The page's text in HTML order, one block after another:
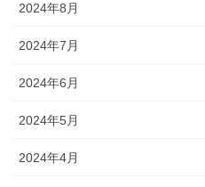
2024年8月
2024年7月
2024年6月
2024年5月
2024年4月